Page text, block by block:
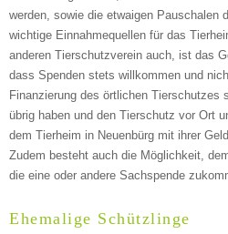
werden, sowie die etwaigen Pauschalen
wichtige Einnahmequellen für das
anderen Tierschutzverein auch, ist das
dass Spenden stets willkommen und
Finanzierung des örtlichen Tierschutzes
übrig haben und den Tierschutz vor Ort
dem Tierheim in Neuenbürg mit ihrer
Zudem besteht auch die Möglichkeit,
die eine oder andere Sachspende
Ehemalige Schützlinge